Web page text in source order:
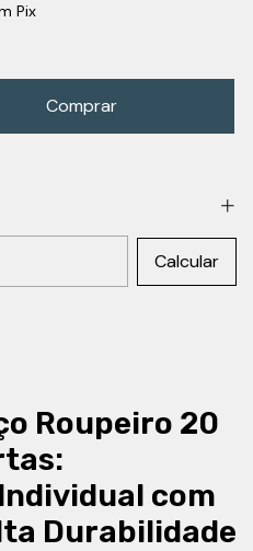
Pix
Calcular
Roupeiro 20
com
Durabilidade